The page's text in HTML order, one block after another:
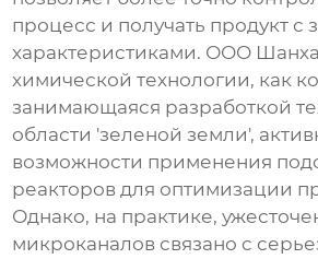
процесс и получать продукт с
характеристиками. ООО
химической технологии, как
занимающаяся разработкой
области 'зеленой земли',
возможности применения
реакторов для оптимизации
Однако, на практике,
микроканалов связано с